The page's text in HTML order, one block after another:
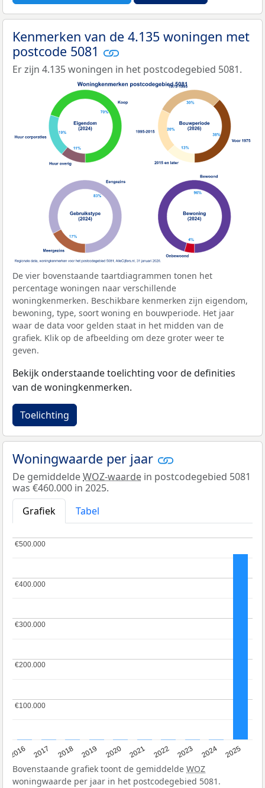
Kenmerken van de 4.135 woningen met
postcode 5081
Er zijn 4.135 woningen in het postcodegebied 5081.
De vier bovenstaande taartdiagrammen tonen het
percentage woningen naar verschillende
woningkenmerken. Beschikbare kenmerken zijn eigendom,
bewoning, type, soort woning en bouwperiode. Het jaar
waar de data voor gelden staat in het midden van de
grafiek. Klik op de afbeelding om deze groter weer te
geven.
Bekijk onderstaande toelichting voor de definities
van de woningkenmerken.
Toelichting
Woningwaarde per jaar
De gemiddeldeWOZ-waarde in postcodegebied 5081
was €460.000 in 2025.
Grafiek
Tabel
2016 2017 2018 2019 2020 2021 2022 2023 2024 2025
€100.000
€100.000
€200.000
€200.000
€300.000
€300.000
€400.000
€400.000
€500.000
€500.000
Bovenstaande grafiek toont de gemiddelde WOZ
woningwaarde per jaar in het postcodegebied 5081.